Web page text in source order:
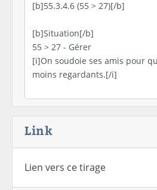
Link
Lien vers ce tirage